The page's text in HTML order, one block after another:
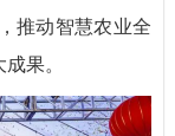
推动智慧农业全
果。